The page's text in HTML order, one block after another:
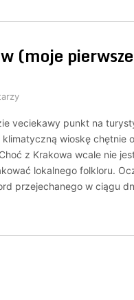
(moje
veciekawy punkt na
klimatyczną wioskę chętnie
z Krakowa wcale nie
lokalnego folkloru.
przejechanego w ciągu